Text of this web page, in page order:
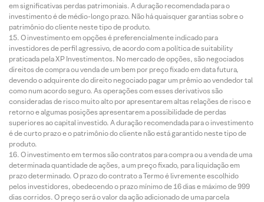
em significativas perdas patrimoniais. A duração recomendada para o
investimento é de médio-longo prazo. Não há quaisquer garantias sobre o
patrimônio do cliente neste tipo de produto.
O investimento em opções é preferencialmente indicado para
investidores de perfil agressivo, de acordo com a política de suitability
praticada pela XP Investimentos. No mercado de opções, são negociados
direitos de compra ou venda de um bem por preço fixado em data futura,
devendo o adquirente do direito negociado pagar um prêmio ao vendedor tal
como num acordo seguro. As operações com esses derivativos são
consideradas de risco muito alto por apresentarem altas relações de risco e
retorno e algumas posições apresentarem a possibilidade de perdas
superiores ao capital investido. A duração recomendada para o investimento
é de curto prazo e o patrimônio do cliente não está garantido neste tipo de
produto.
O investimento em termos são contratos para compra ou a venda de uma
determinada quantidade de ações, a um preço fixado, para liquidação em
prazo determinado. O prazo do contrato a Termo é livremente escolhido
pelos investidores, obedecendo o prazo mínimo de 16 dias e máximo de 999
dias corridos. O preço será o valor da ação adicionado de uma parcela